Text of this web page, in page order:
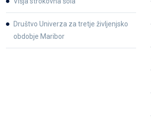
Društvo Univerza za tretje življenjsko
obdobje Maribor